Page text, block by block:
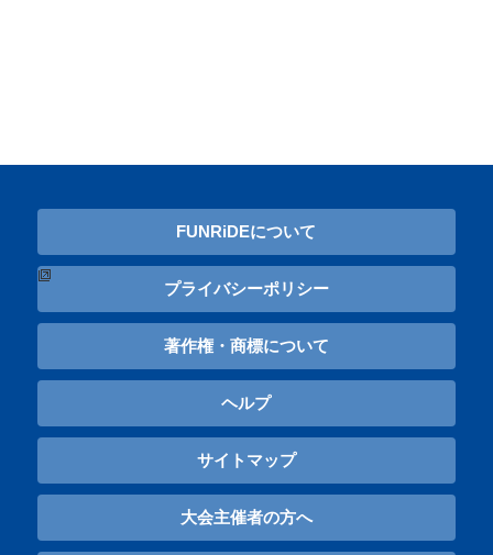
FUNRiDEについて
プライバシーポリシー
著作権・商標について
ヘルプ
サイトマップ
大会主催者の方へ